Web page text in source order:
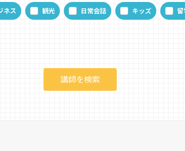
ネス 観光 日常会話 キッズ 留